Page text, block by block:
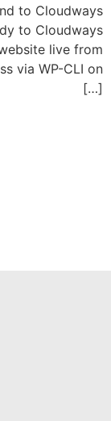
to Cloudways
to Cloudways
live from
via WP-CLI on
[…]